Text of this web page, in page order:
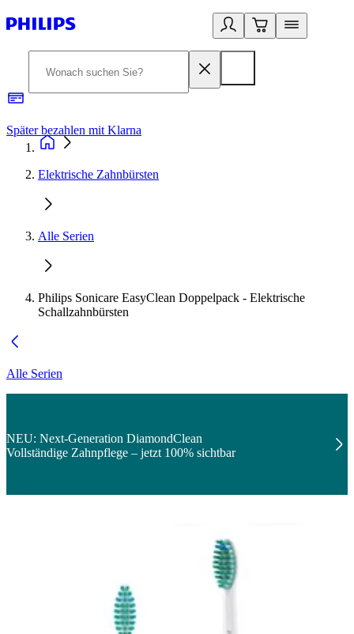
Später bezahlen mit Klarna
Elektrische Zahnbürsten
Alle Serien
Philips Sonicare EasyClean Doppelpack - Elektrische
Schallzahnbürsten
Alle Serien
NEU: Next-Generation DiamondClean
Vollständige Zahnpflege – jetzt 100% sichtbar